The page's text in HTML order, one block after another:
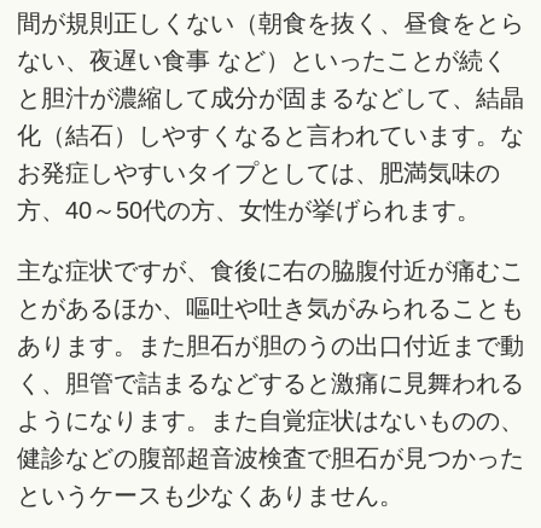
間が規則正しくない（朝食を抜く、昼食をとら
ない、夜遅い食事 など）といったことが続く
と胆汁が濃縮して成分が固まるなどして、結晶
化（結石）しやすくなると言われています。な
お発症しやすいタイプとしては、肥満気味の
方、40～50代の方、女性が挙げられます。
主な症状ですが、食後に右の脇腹付近が痛むこ
とがあるほか、嘔吐や吐き気がみられることも
あります。また胆石が胆のうの出口付近まで動
く、胆管で詰まるなどすると激痛に見舞われる
ようになります。また自覚症状はないものの、
健診などの腹部超音波検査で胆石が見つかった
というケースも少なくありません。